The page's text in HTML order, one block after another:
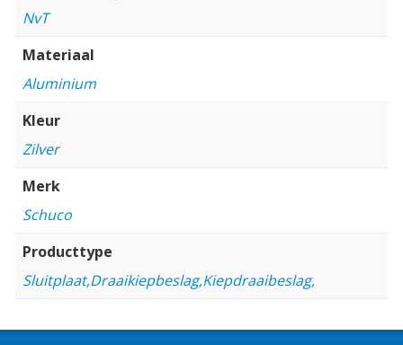
NvT
Materiaal
Aluminium
Kleur
Zilver
Merk
Schuco
Producttype
Sluitplaat,Draaikiepbeslag,Kiepdraaibeslag,